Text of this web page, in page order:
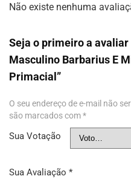
Não existe nenhuma
Seja o primeiro a avaliar
Masculino Barbarius E
Primacial”
O seu endereço de e-mail não
são marcados com*
Sua Votação
Sua Avaliação *